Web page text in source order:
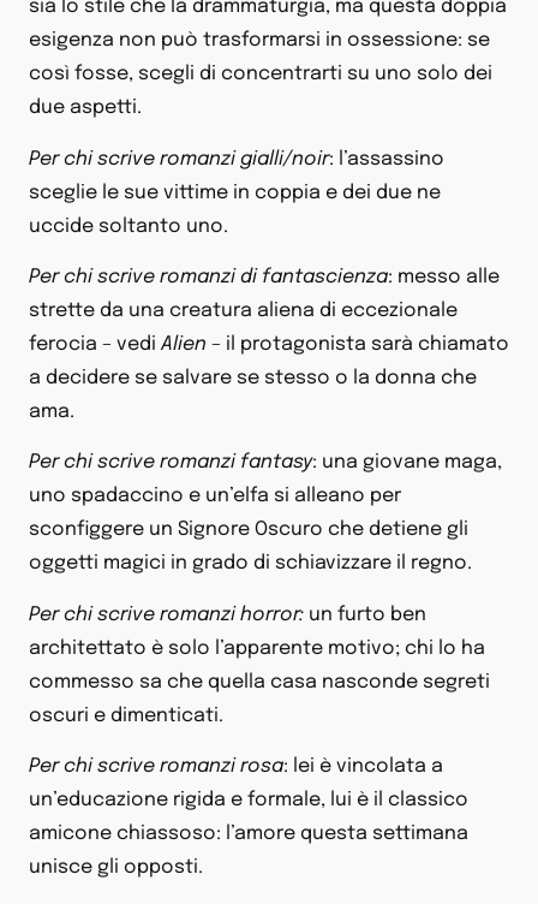
sia lo stile che la drammaturgia, ma questa doppia
esigenza non può trasformarsi in ossessione: se
così fosse, scegli di concentrarti su uno solo dei
due aspetti.
Per chi scrive romanzi gialli/noir: l’assassino
sceglie le sue vittime in coppia e dei due ne
uccide soltanto uno.
Per chi scrive romanzi di fantascienza: messo alle
strette da una creatura aliena di eccezionale
ferocia – vedi Alien – il protagonista sarà chiamato
a decidere se salvare se stesso o la donna che
ama.
Per chi scrive romanzi fantasy: una giovane maga,
uno spadaccino e un’elfa si alleano per
sconfiggere un Signore Oscuro che detiene gli
oggetti magici in grado di schiavizzare il regno.
Per chi scrive romanzi horror: un furto ben
architettato è solo l’apparente motivo; chi lo ha
commesso sa che quella casa nasconde segreti
oscuri e dimenticati.
Per chi scrive romanzi rosa: lei è vincolata a
un’educazione rigida e formale, lui è il classico
amicone chiassoso: l’amore questa settimana
unisce gli opposti.